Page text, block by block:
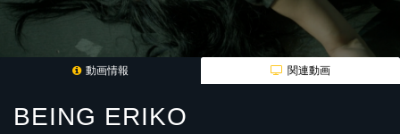
動画情報 関連動画
BEING ERIKO